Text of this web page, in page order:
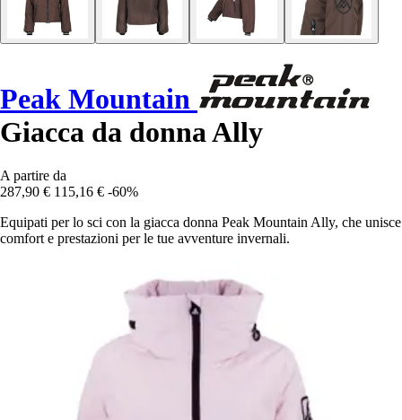
Peak Mountain
Giacca da donna Ally
A partire da
287,90 € 115,16 € -60%
Equipati per lo sci con la giacca donna Peak Mountain Ally, che unisce
comfort e prestazioni per le tue avventure invernali.